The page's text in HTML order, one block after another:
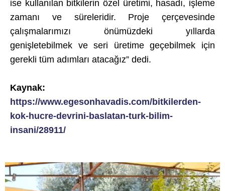
ise kullanılan bitkilerin özel üretimi, hasadı, işleme
zamanı ve süreleridir. Proje çerçevesinde
çalışmalarımızı önümüzdeki yıllarda
genişletebilmek ve seri üretime geçebilmek için
gerekli tüm adımları atacağız” dedi.
Kaynak:
https://www.egesonhavadis.com/bitkilerden-
kok-hucre-devrini-baslatan-turk-bilim-
insani/28911/